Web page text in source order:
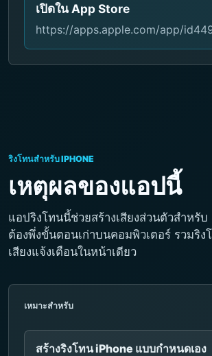
เปิดใน App Store
https://apps.apple.com/app/
ริงโทนสำหรับ IPHONE
เหตุผลของแอปนี้
แอปริงโทนนี้ช่วยสร้างเสียงส่วนตัวสำหรั
ต้องพึ่งขั้นตอนเก่าบนคอมพิวเตอร์ รวมริง
เสียงแจ้งเตือนในหน้าเดียว
เหมาะสำหรับ
สร้างริงโทน iPhone แบบกำหนดเอง